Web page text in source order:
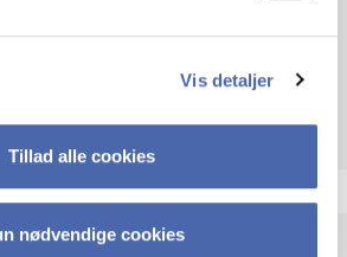
Vis detaljer
Tillad alle cookies
nødvendige cookies
events